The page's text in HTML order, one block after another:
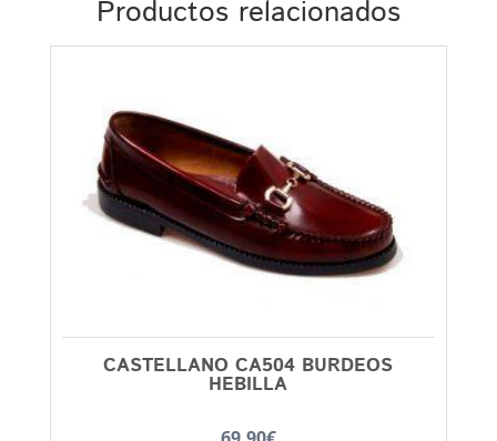
Productos relacionados
CASTELLANO CA504 BURDEOS
HEBILLA